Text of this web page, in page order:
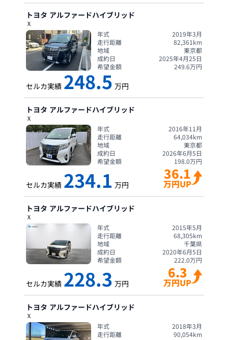
トヨタ アルファードハイブリッド
Ｘ
年式
2019年3月
走行距離
82,361 km
地域
東京都
成約日
2025年4月25日
希望金額
249.6万円
セルカ実績 248.5 万円
トヨタ アルファードハイブリッド
Ｘ
年式
2016年11月
走行距離
64,034km
地域
東京都
成約日
2026年6月5日
希望金額
198.0万円
セルカ実績 234.1 万円
36.1
万円UP
トヨタ アルファードハイブリッド
Ｘ
年式
2015年5月
走行距離
68,305km
地域
千葉県
成約日
2020年6月5日
希望金額
222.0万円
セルカ実績 228.3 万円
6.3
万円UP
トヨタ アルファードハイブリッド
Ｘ
年式
2018年3月
走行距離
90,054km